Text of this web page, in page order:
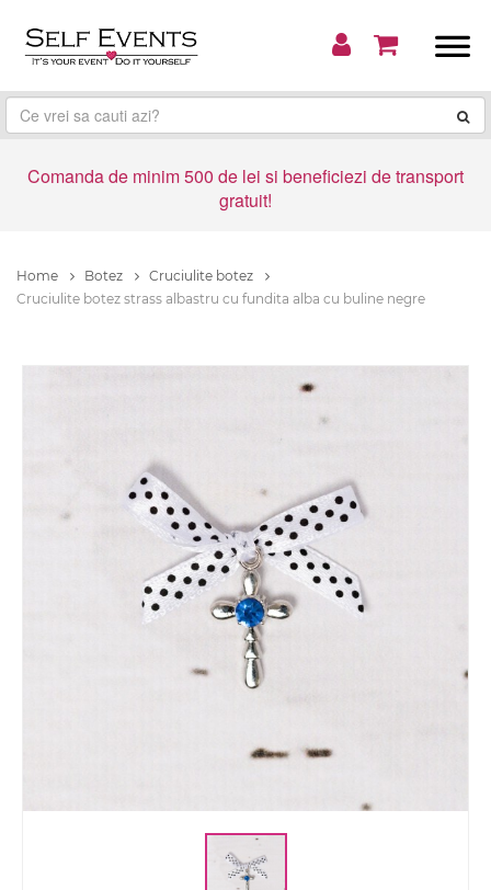
Comanda de minim 500 de lei si beneficiezi de transport
gratuit!
Home Botez
Cruciulite botez
Cruciulite botez strass albastru cu fundita alba cu buline negre